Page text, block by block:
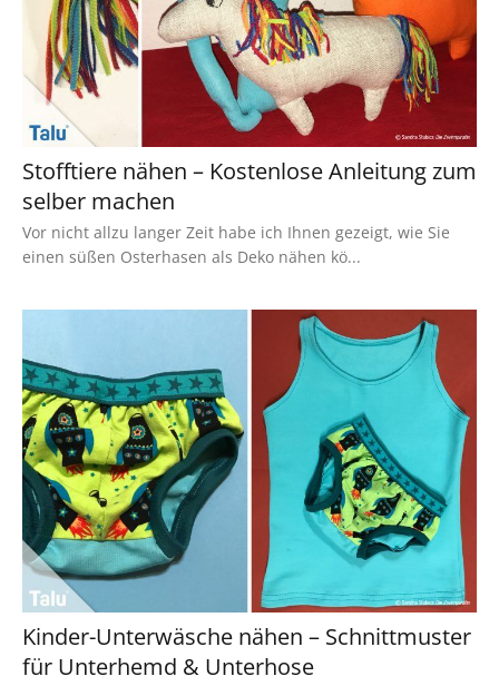
Stofftiere nähen – Kostenlose Anleitung zum
selber machen
Vor nicht allzu langer Zeit habe ich Ihnen gezeigt, wie Sie
einen süßen Osterhasen als Deko nähen kö...
Kinder-Unterwäsche nähen – Schnittmuster
für Unterhemd & Unterhose